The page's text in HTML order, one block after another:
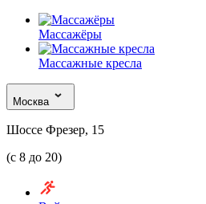
Массажёры
Массажные кресла
Москва
Шоссе Фрезер, 15
(с 8 до 20)